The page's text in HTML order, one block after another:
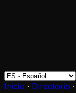
Inicio · Directorio ·